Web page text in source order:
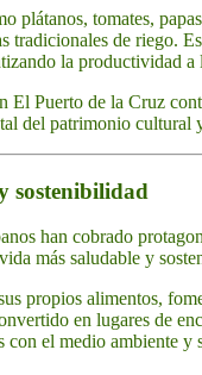
plátanos, tomates,
tradicionales de riego.
la productividad a
Puerto de la Cruz
del patrimonio
sostenibilidad
han cobrado
más saludable y
propios alimentos,
en lugares de
el medio ambiente y